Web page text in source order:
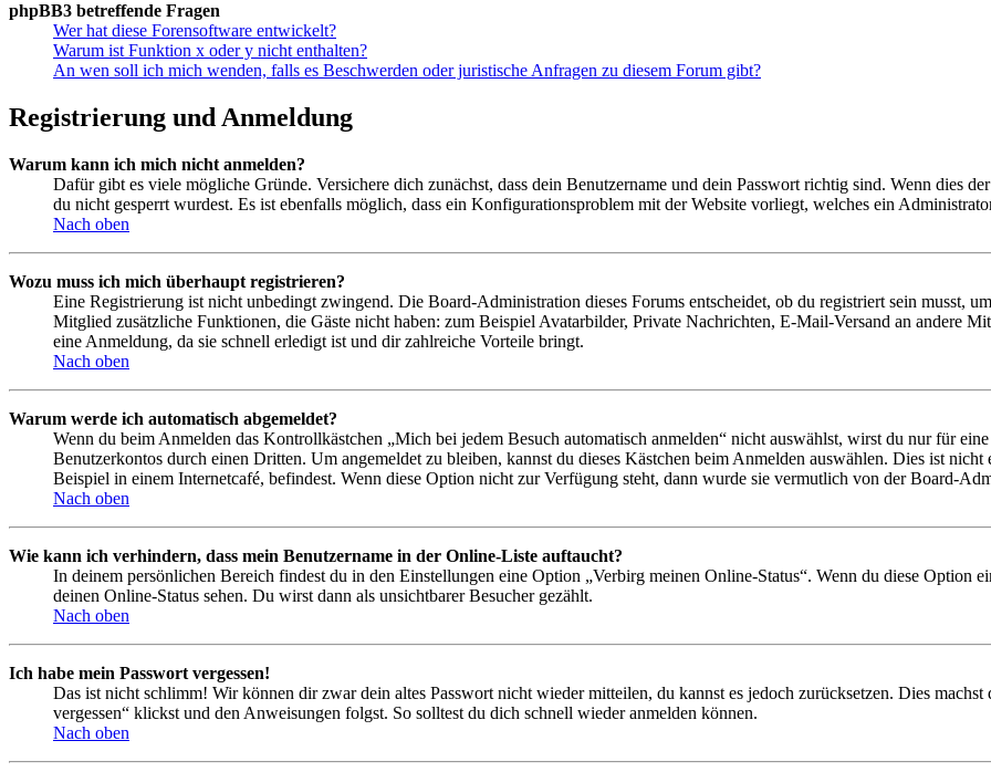
phpBB3 betreffende Fragen
Wer hat diese Forensoftware entwickelt?
Warum ist Funktion x oder y nicht enthalten?
An wen soll ich mich wenden, falls es Beschwerden oder juristische Anfragen zu diesem Forum gibt?
Registrierung und Anmeldung
Warum kann ich mich nicht anmelden?
Dafür gibt es viele mögliche Gründe. Versichere dich zunächst, dass dein Benutzername und dein Passwort richtig sind. Wenn dies
du nicht gesperrt wurdest. Es ist ebenfalls möglich, dass ein Konfigurationsproblem mit der Website vorliegt, welches ein
Nach oben
Wozu muss ich mich überhaupt registrieren?
Eine Registrierung ist nicht unbedingt zwingend. Die Board-Administration dieses Forums entscheidet, ob du registriert sein musst,
Mitglied zusätzliche Funktionen, die Gäste nicht haben: zum Beispiel Avatarbilder, Private Nachrichten, E-Mail-Versand an andere
eine Anmeldung, da sie schnell erledigt ist und dir zahlreiche Vorteile bringt.
Nach oben
Warum werde ich automatisch abgemeldet?
Wenn du beim Anmelden das Kontrollkästchen „Mich bei jedem Besuch automatisch anmelden“ nicht auswählst, wirst du nur für
Benutzerkontos durch einen Dritten. Um angemeldet zu bleiben, kannst du dieses Kästchen beim Anmelden auswählen. Dies ist
Beispiel in einem Internetcafé, befindest. Wenn diese Option nicht zur Verfügung steht, dann wurde sie vermutlich von der Board-
Nach oben
Wie kann ich verhindern, dass mein Benutzername in der Online-Liste auftaucht?
In deinem persönlichen Bereich findest du in den Einstellungen eine Option „Verbirg meinen Online-Status“. Wenn du diese Option
deinen Online-Status sehen. Du wirst dann als unsichtbarer Besucher gezählt.
Nach oben
Ich habe mein Passwort vergessen!
Das ist nicht schlimm! Wir können dir zwar dein altes Passwort nicht wieder mitteilen, du kannst es jedoch zurücksetzen. Dies
vergessen“ klickst und den Anweisungen folgst. So solltest du dich schnell wieder anmelden können.
Nach oben